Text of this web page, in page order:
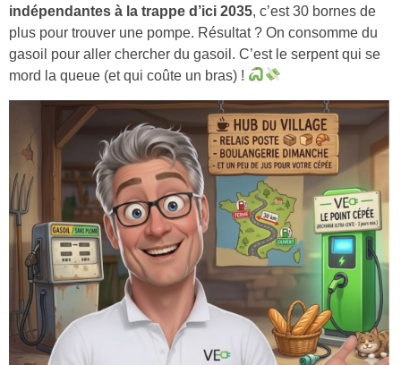
indépendantes à la trappe d’ici 2035 , c’est 30 bornes de
plus pour trouver une pompe. Résultat ? On consomme du
gasoil pour aller chercher du gasoil. C’est le serpent qui se
mord la queue (et qui coûte un bras) !